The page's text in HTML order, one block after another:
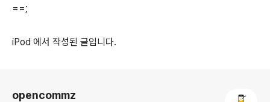
==;
iPod 에서 작성된 글입니다.
opencommz